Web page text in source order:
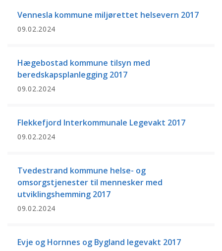
Vennesla kommune miljørettet helsevern 2017
09.02.2024
Hægebostad kommune tilsyn med
beredskapsplanlegging 2017
09.02.2024
Flekkefjord Interkommunale Legevakt 2017
09.02.2024
Tvedestrand kommune helse- og
omsorgstjenester til mennesker med
utviklingshemming 2017
09.02.2024
Evje og Hornnes og Bygland legevakt 2017